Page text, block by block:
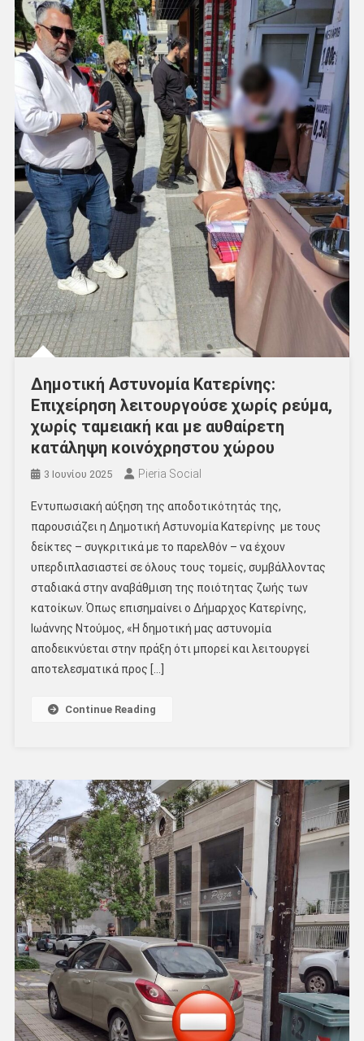
Δημοτική Αστυνομία Κατερίνης:
Επιχείρηση λειτουργούσε χωρίς ρεύμα,
χωρίς ταμειακή και με αυθαίρετη
κατάληψη κοινόχρηστου χώρου
3 Ιουνίου 2025 Pieria Social
Εντυπωσιακή αύξηση της αποδοτικότητάς της,
παρουσιάζει η Δημοτική Αστυνομία Κατερίνης με τους
δείκτες – συγκριτικά με το παρελθόν – να έχουν
υπερδιπλασιαστεί σε όλους τους τομείς, συμβάλλοντας
σταδιακά στην αναβάθμιση της ποιότητας ζωής των
κατοίκων. Όπως επισημαίνει ο Δήμαρχος Κατερίνης,
Ιωάννης Ντούμος, «Η δημοτική μας αστυνομία
αποδεικνύεται στην πράξη ότι μπορεί και λειτουργεί
αποτελεσματικά προς […]
Continue Reading